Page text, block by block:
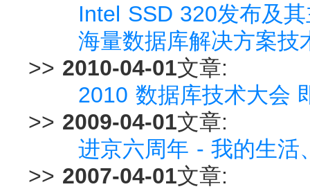
Intel SSD 320发布及
海量数据库解决方案技
>> 2010-04-01文章:
2010 数据库技术大会
>> 2009-04-01文章:
进京六周年 - 我的生活
>> 2007-04-01文章: